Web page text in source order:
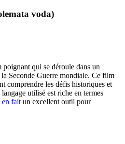
voda)
qui se déroule dans un
Seconde Guerre mondiale. Ce film
comprendre les défis historiques et
utilisé est riche en termes
en fait un excellent outil pour